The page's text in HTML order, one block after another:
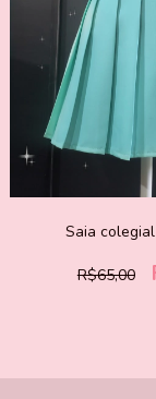
Saia
R$65,00